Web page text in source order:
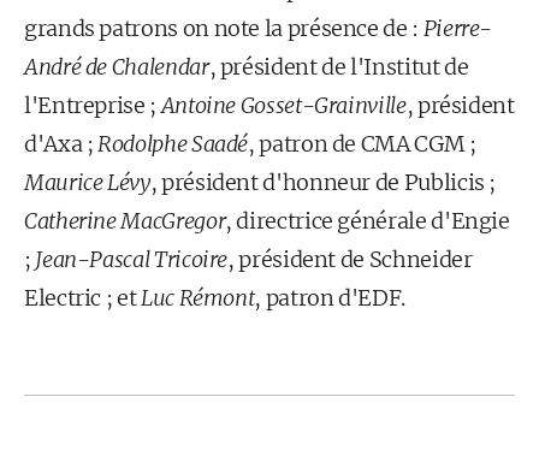
grands patrons on note la présence de : Pierre-
André de Chalendar, président de l'Institut de
l'Entreprise ;Antoine Gosset-Grainville, président
d'Axa ;Rodolphe Saadé, patron de CMA CGM ;
Maurice Lévy, président d'honneur de Publicis ;
Catherine MacGregor, directrice générale d'Engie
; Jean-Pascal Tricoire, président de Schneider
Electric ; etLuc Rémont, patron d'EDF.